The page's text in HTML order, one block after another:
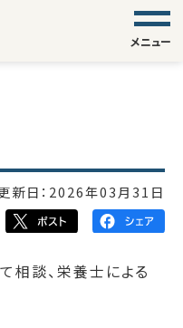
メニュー
新日： 2026年03月31日
相談、栄養士による